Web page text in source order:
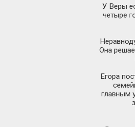
У Веры
четыре
Она
Егора
главным